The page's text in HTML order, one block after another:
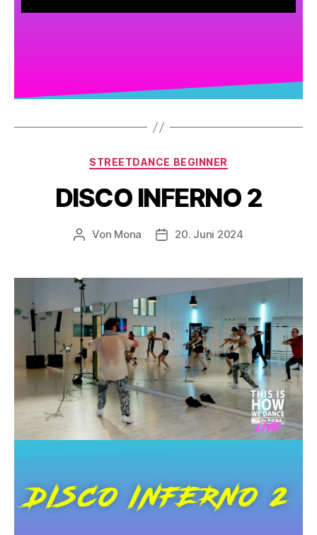
STREETDANCE BEGINNER
DISCO INFERNO 2
Von Mona 20. Juni 2024
DISCO INFERNO 2